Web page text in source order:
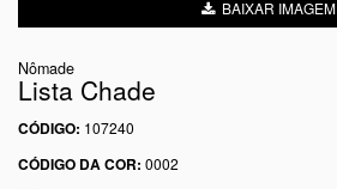
BAIXAR IMAGEM
Nômade
Lista Chade
CÓDIGO: 107240
CÓDIGO DA COR: 0002